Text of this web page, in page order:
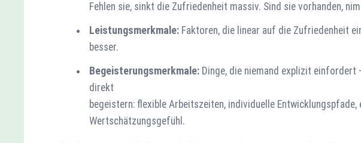
Fehlen sie, sinkt die Zufriedenheit massiv. Sind sie vorhanden,
Leistungsmerkmale: Faktoren, die linear auf die Zufriedenheit
besser.
Begeisterungsmerkmale: Dinge, die niemand explizit einfordert
direkt
begeistern: flexible Arbeitszeiten, individuelle Entwicklungspfade,
Wertschätzungsgefühl.